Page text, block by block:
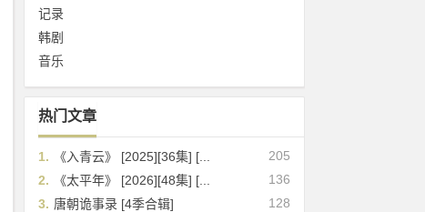
记录
韩剧
音乐
热门文章
205
1.
《入青云》 [2025][36集] [...
136
2.
《太平年》 [2026][48集] [...
128
3. 唐朝诡事录 [4季合辑]